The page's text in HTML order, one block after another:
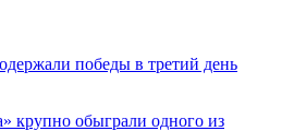
победы в третий день
крупно обыграли одного из